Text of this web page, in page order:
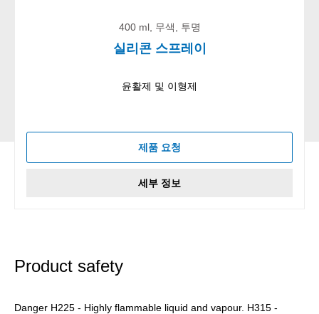
400 ml, 무색, 투명
실리콘 스프레이
윤활제 및 이형제
제품 요청
세부 정보
Product safety
Danger H225 - Highly flammable liquid and vapour. H315 -